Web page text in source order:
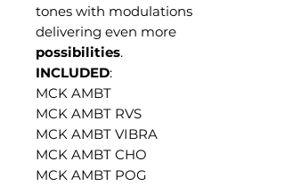
tones with modulations
delivering even more
possibilities.
INCLUDED:
MCK AMBT
MCK AMBT RVS
MCK AMBT VIBRA
MCK AMBT CHO
MCK AMBT POG